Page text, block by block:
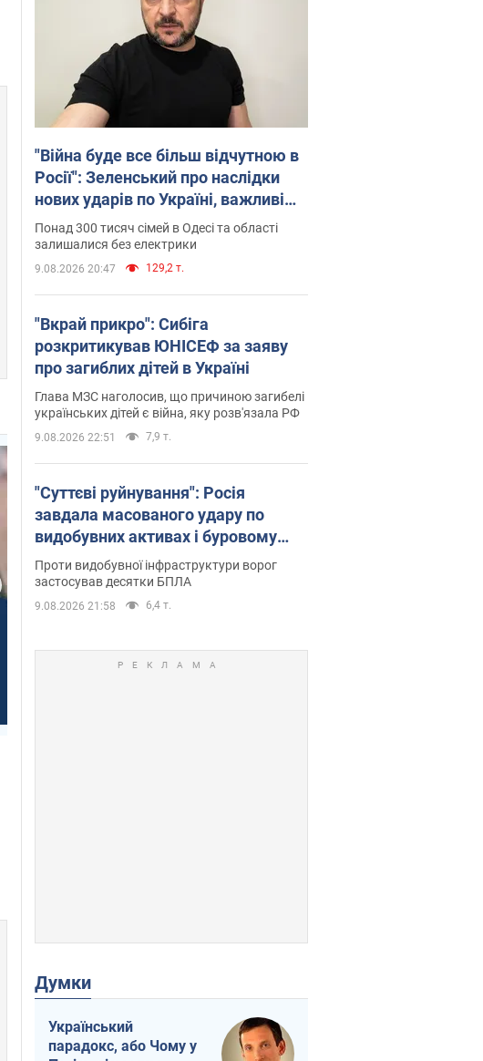
"Війна буде все більш відчутною в
Росії": Зеленський про наслідки
нових ударів по Україні, важливі
звіти й атаки по об'єктах ворога.
Відео
Понад 300 тисяч сімей в Одесі та області
залишалися без електрики
9.08.2026 20:47 129,2 т.
"Вкрай прикро": Сибіга
розкритикував ЮНІСЕФ за заяву
про загиблих дітей в Україні
Глава МЗС наголосив, що причиною загибелі
українських дітей є війна, яку розв'язала РФ
9.08.2026 22:51 7,9 т.
"Суттєві руйнування": Росія
завдала масованого удару по
видобувних активах і буровому
майданчику "Укрнафти"
Проти видобувної інфраструктури ворог
застосував десятки БПЛА
9.08.2026 21:58 6,4 т.
Думки
Український
парадокс, або Чому у